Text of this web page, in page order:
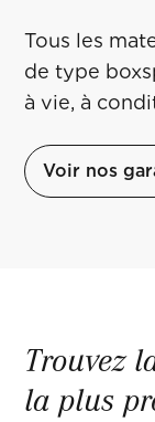
Tous les
de type
à vie, à
normales et
détails en
Voir nos
Trouvez
la plus